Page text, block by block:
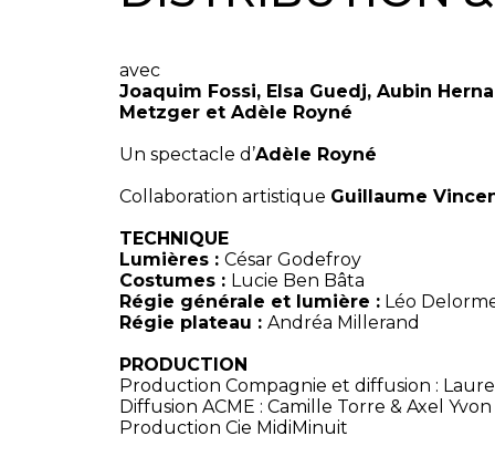
avec
Joaquim Fossi, Elsa Guedj, Aubin
Metzger et Adèle Royné
Un spectacle d’Adèle Royné
Collaboration artistique Guillaume
TECHNIQUE
Lumières : César Godefroy
Costumes : Lucie Ben Bâta
Régie générale et lumière :Léo
Régie plateau : Andréa Millerand
PRODUCTION
Production Compagnie et diffusion :
Diffusion ACME : Camille Torre & Axel Yvon
Production Cie MidiMinuit